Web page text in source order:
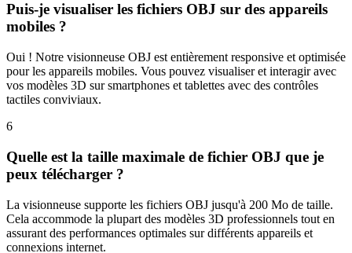
Puis-je visualiser les fichiers OBJ sur des appareils
mobiles ?
Oui ! Notre visionneuse OBJ est entièrement responsive et optimisée
pour les appareils mobiles. Vous pouvez visualiser et interagir avec
vos modèles 3D sur smartphones et tablettes avec des contrôles
tactiles conviviaux.
6
Quelle est la taille maximale de fichier OBJ que je
peux télécharger ?
La visionneuse supporte les fichiers OBJ jusqu'à 200 Mo de taille.
Cela accommode la plupart des modèles 3D professionnels tout en
assurant des performances optimales sur différents appareils et
connexions internet.